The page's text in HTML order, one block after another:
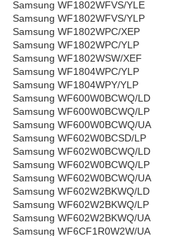
Samsung WF1802WFVS/YLE
Samsung WF1802WFVS/YLP
Samsung WF1802WPC/XEP
Samsung WF1802WPC/YLP
Samsung WF1802WSW/XEF
Samsung WF1804WPC/YLP
Samsung WF1804WPY/YLP
Samsung WF600W0BCWQ/LD
Samsung WF600W0BCWQ/LP
Samsung WF600W0BCWQ/UA
Samsung WF602W0BCSD/LP
Samsung WF602W0BCWQ/LD
Samsung WF602W0BCWQ/LP
Samsung WF602W0BCWQ/UA
Samsung WF602W2BKWQ/LD
Samsung WF602W2BKWQ/LP
Samsung WF602W2BKWQ/UA
Samsung WF6CF1R0W2W/UA